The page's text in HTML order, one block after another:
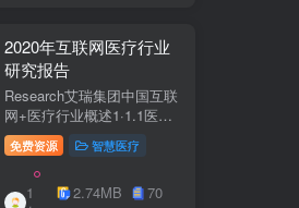
2020年互联网医疗行业
研究报告
Research艾瑞集团中国互联
网+医疗行业概述1·1.1医疗
行业困境中国互联网+医疗行
业现状2中国互联网+医疗用
户行为洞察3中国互联网+医
疗热门赛道分析4中国互联网
免费资源 智慧医疗
1
2.74MB
70